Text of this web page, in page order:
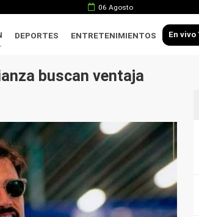
06 Agosto
DEPORTES ENTRETENIMIENTOS En vivo
buscan ventaja